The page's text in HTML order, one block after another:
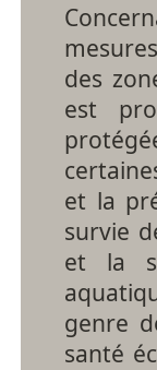
des
est
et la
survie
et la
genre
santé